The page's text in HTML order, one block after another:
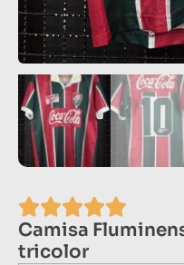
Camisa
tricolor